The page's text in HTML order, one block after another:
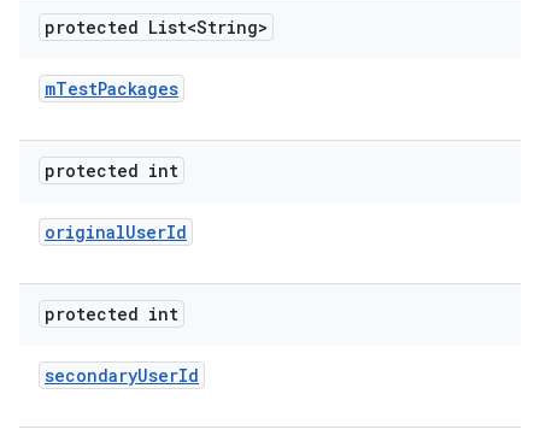
protected List<String>
mTestPackages
protected int
originalUserId
protected int
secondaryUserId